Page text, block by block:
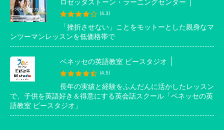
(4.3)
「挫折させない」ことをモットーとした親身なマ
ンツーマンレッスンを低価格帯で
ベネッセの英語教室 ビースタジオ
(4.5)
長年の実績と経験をふんだんに活かしたレッスン
で、子供を英語好き＆得意にする英会話スクール「ベネッセの英
語教室 ビースタジオ」